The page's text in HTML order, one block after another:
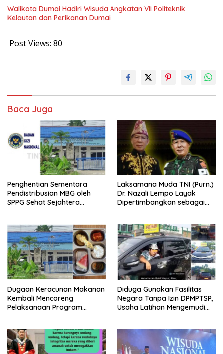
Walikota Dumai Hadiri Wisuda Angkatan VII Politeknik
Kelautan dan Perikanan Dumai
Post Views: 80
Baca Juga
Penghentian Sementara
Pendistribusian MBG oleh
SPPG Sehat Sejahtera
Laksamana Muda TNI (Purn.)
Dr. Nazali Lempo Layak
Dipertimbangkan sebagai
Berkompromi terhadap
Penegakan Hukum
Dugaan Keracunan Makanan
Kembali Mencoreng
Pelaksanaan Program
Bersama Kota Dumai
Diduga Gunakan Fasilitas
Negara Tanpa Izin DPMPTSP,
Usaha Latihan Mengemudi